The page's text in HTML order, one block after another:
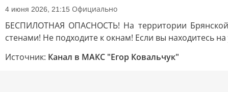
4 июня 2026, 21:15 Официально
БЕСПИЛОТНАЯ ОПАСНОСТЬ! На территории
стенами! Не подходите к окнам! Если вы находитесь
Источник: Канал в МАКС "Егор Ковальчук"